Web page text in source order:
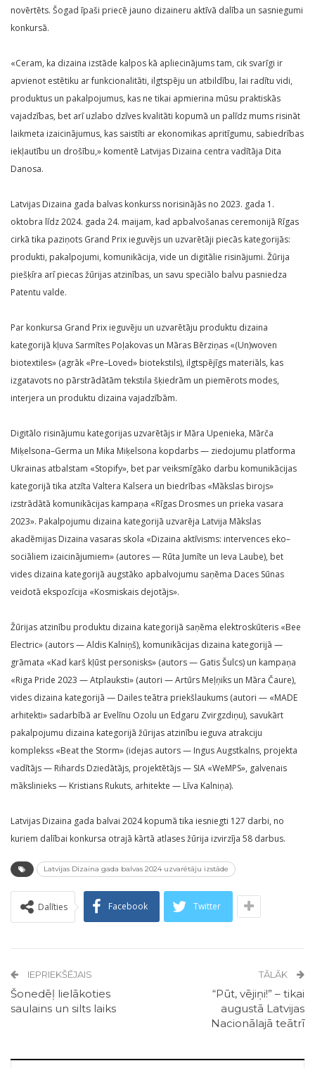
novērtēts. Šogad īpaši priecē jauno dizaineru aktīvā dalība un sasniegumi
konkursā.
«Ceram, ka dizaina izstāde kalpos kā apliecinājums tam, cik svarīgi ir
apvienot estētiku ar funkcionalitāti, ilgtspēju un atbildību, lai radītu vidi,
produktus un pakalpojumus, kas ne tikai apmierina mūsu praktiskās
vajadzības, bet arī uzlabo dzīves kvalitāti kopumā un palīdz mums risināt
laikmeta izaicinājumus, kas saistīti ar ekonomikas apritīgumu, sabiedrības
iekļautību un drošību,» komentē Latvijas Dizaina centra vadītāja Dita
Danosa.
Latvijas Dizaina gada balvas konkurss norisinājās no 2023. gada 1.
oktobra līdz 2024. gada 24. maijam, kad apbalvošanas ceremonijā Rīgas
cirkā tika paziņots Grand Prix ieguvējs un uzvarētāji piecās kategorijās:
produkti, pakalpojumi, komunikācija, vide un digitālie risinājumi. Žūrija
piešķīra arī piecas žūrijas atzinības, un savu speciālo balvu pasniedza
Patentu valde.
Par konkursa Grand Prix ieguvēju un uzvarētāju produktu dizaina
kategorijā kļuva Sarmītes Poļakovas un Māras Bērziņas «(Un)woven
biotextiles» (agrāk «Pre–Loved» biotekstils), ilgtspējīgs materiāls, kas
izgatavots no pārstrādātām tekstila šķiedrām un piemērots modes,
interjera un produktu dizaina vajadzībām.
Digitālo risinājumu kategorijas uzvarētājs ir Māra Upenieka, Mārča
Miķelsona–Germa un Mika Miķelsona kopdarbs — ziedojumu platforma
Ukrainas atbalstam «Stopify», bet par veiksmīgāko darbu komunikācijas
kategorijā tika atzīta Valtera Kalsera un biedrības «Mākslas birojs»
izstrādātā komunikācijas kampaņa «Rīgas Drosmes un prieka vasara
2023». Pakalpojumu dizaina kategorijā uzvarēja Latvija Mākslas
akadēmijas Dizaina vasaras skola «Dizaina aktīvisms: intervences eko–
sociāliem izaicinājumiem» (autores — Rūta Jumīte un Ieva Laube), bet
vides dizaina kategorijā augstāko apbalvojumu saņēma Daces Sūnas
veidotā ekspozīcija «Kosmiskais dejotājs».
Žūrijas atzinību produktu dizaina kategorijā saņēma elektroskūteris «Bee
Electric» (autors — Aldis Kalniņš), komunikācijas dizaina kategorijā —
grāmata «Kad karš kļūst personisks» (autors — Gatis Šulcs) un kampaņa
«Riga Pride 2023 — Atplauksti» (autori — Artūrs Meļņiks un Māra Čaure),
vides dizaina kategorijā — Dailes teātra priekšlaukums (autori — «MADE
arhitekti» sadarbībā ar Evelīnu Ozolu un Edgaru Zvirgzdiņu), savukārt
pakalpojumu dizaina kategorijā žūrijas atzinību ieguva atrakciju
komplekss «Beat the Storm» (idejas autors — Ingus Augstkalns, projekta
vadītājs — Rihards Dziedātājs, projektētājs — SIA «WeMPS», galvenais
mākslinieks — Kristians Rukuts, arhitekte — Līva Kalniņa).
Latvijas Dizaina gada balvai 2024 kopumā tika iesniegti 127 darbi, no
kuriem dalībai konkursa otrajā kārtā atlases žūrija izvirzīja 58 darbus.
Latvijas Dizaina gada balvas 2024 uzvarētāju izstāde
Dalīties Facebook Twitter
IEPRIEKŠĒJAIS
Šonedēļ lielākoties
saulains un silts laiks
TĀLĀK
“Pūt, vējiņi!” – tikai
augustā Latvijas
Nacionālajā teātrī